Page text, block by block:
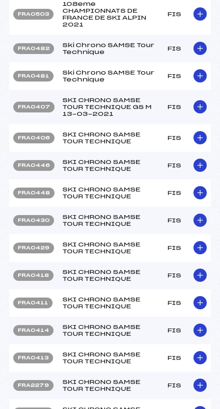
FRA0503
108eme
CHAMPIONNATS DE
FRANCE DE SKI ALPIN
2021
FIS
FRA0482
Ski Chrono SAMSE Tour
Technique
FIS
FRA0481
Ski Chrono SAMSE Tour
Technique
FIS
FRA0407
SKI CHRONO SAMSE
TOUR TECHNIQUE GS M
13-03-2021
FIS
FRA0406
SKI CHRONO SAMSE
TOUR TECHNIQUE
FIS
FRA0446
SKI CHRONO SAMSE
TOUR TECHNIQUE
FIS
FRA0448
SKI CHRONO SAMSE
TOUR TECHNIQUE
FIS
FRA0430
SKI CHRONO SAMSE
TOUR TECHNIQUE
FIS
FRA0429
SKI CHRONO SAMSE
TOUR TECHNIQUE
FIS
FRA0418
SKI CHRONO SAMSE
TOUR TECHNIQUE
FIS
FRA0411
SKI CHRONO SAMSE
TOUR TECHNIQUE
FIS
FRA0414
SKI CHRONO SAMSE
TOUR TECHNIQUE
FIS
FRA0413
SKI CHRONO SAMSE
TOUR TECHNIQUE
FIS
FRA2279
SKI CHRONO SAMSE
TOUR TECHNIQUE
FIS